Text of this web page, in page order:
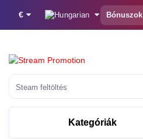
€ Bónuszok
Steam feltöltés
Kategóriák